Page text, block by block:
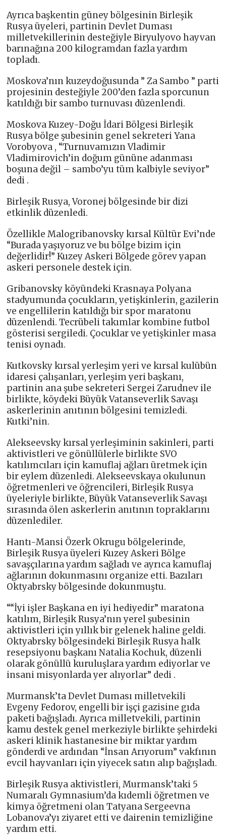
Ayrıca başkentin güney bölgesinin Birleşik
Rusya üyeleri, partinin Devlet Duması
milletvekillerinin desteğiyle Biryulyovo hayvan
barınağına 200 kilogramdan fazla yardım
topladı.
Moskova’nın kuzeydoğusunda ” Za Sambo ” parti
projesinin desteğiyle 200’den fazla sporcunun
katıldığı bir sambo turnuvası düzenlendi.
Moskova Kuzey-Doğu İdari Bölgesi Birleşik
Rusya bölge şubesinin genel sekreteri Yana
Vorobyova , “Turnuvamızın Vladimir
Vladimirovich’in doğum gününe adanması
boşuna değil – sambo’yu tüm kalbiyle seviyor”
dedi .
Birleşik Rusya, Voronej bölgesinde bir dizi
etkinlik düzenledi.
Özellikle Malogribanovsky kırsal Kültür Evi’nde
“Burada yaşıyoruz ve bu bölge bizim için
değerlidir!” Kuzey Askeri Bölgede görev yapan
askeri personele destek için.
Gribanovsky köyündeki Krasnaya Polyana
stadyumunda çocukların, yetişkinlerin, gazilerin
ve engellilerin katıldığı bir spor maratonu
düzenlendi. Tecrübeli takımlar kombine futbol
gösterisi sergiledi. Çocuklar ve yetişkinler masa
tenisi oynadı.
Kutkovsky kırsal yerleşim yeri ve kırsal kulübün
idaresi çalışanları, yerleşim yeri başkanı,
partinin ana şube sekreteri Sergei Zarudnev ile
birlikte, köydeki Büyük Vatanseverlik Savaşı
askerlerinin anıtının bölgesini temizledi.
Kutki’nin.
Alekseevsky kırsal yerleşiminin sakinleri, parti
aktivistleri ve gönüllülerle birlikte SVO
katılımcıları için kamuflaj ağları üretmek için
bir eylem düzenledi. Alekseevskaya okulunun
öğretmenleri ve öğrencileri, Birleşik Rusya
üyeleriyle birlikte, Büyük Vatanseverlik Savaşı
sırasında ölen askerlerin anıtının topraklarını
düzenlediler.
Hantı-Mansi Özerk Okrugu bölgelerinde,
Birleşik Rusya üyeleri Kuzey Askeri Bölge
savaşçılarına yardım sağladı ve ayrıca kamuflaj
ağlarının dokunmasını organize etti. Bazıları
Oktyabrsky bölgesinde dokunmuştu.
““İyi işler Başkana en iyi hediyedir” maratona
katılım, Birleşik Rusya’nın yerel şubesinin
aktivistleri için yıllık bir gelenek haline geldi.
Oktyabrsky bölgesindeki Birleşik Rusya halk
resepsiyonu başkanı Natalia Kochuk, düzenli
olarak gönüllü kuruluşlara yardım ediyorlar ve
insani misyonlarda yer alıyorlar” dedi .
Murmansk’ta Devlet Duması milletvekili
Evgeny Fedorov, engelli bir işçi gazisine gıda
paketi bağışladı. Ayrıca milletvekili, partinin
kamu destek genel merkeziyle birlikte şehirdeki
askeri klinik hastanesine bir miktar yardım
gönderdi ve ardından “İnsan Arıyorum” vakfının
evcil hayvanları için yiyecek satın alıp bağışladı.
Birleşik Rusya aktivistleri, Murmansk’taki 5
Numaralı Gymnasium’da kıdemli öğretmen ve
kimya öğretmeni olan Tatyana Sergeevna
Lobanova’yı ziyaret etti ve dairenin temizliğine
yardım etti.